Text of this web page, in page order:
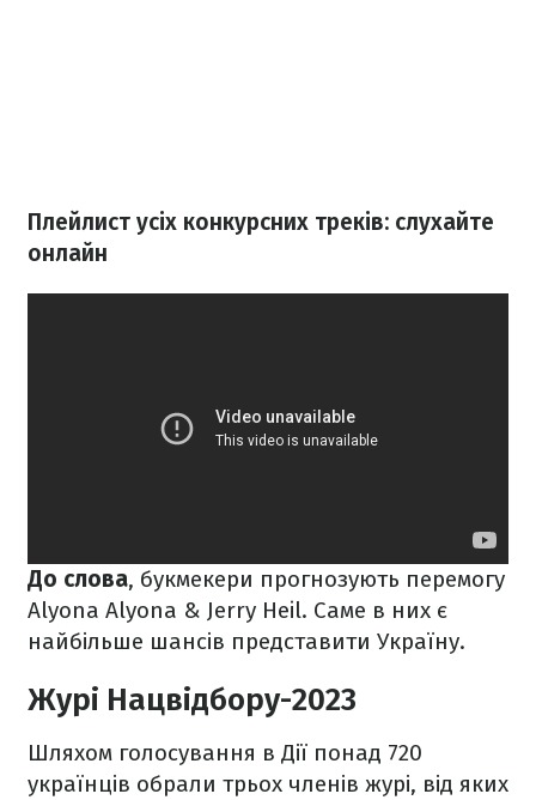
Плейлист усіх конкурсних треків: слухайте
онлайн
До слова, букмекери прогнозують перемогу
Alyona Alyona & Jerry Heil. Саме в них є
найбільше шансів представити Україну.
Журі Нацвідбору-2023
Шляхом голосування в Дії понад 720
українців обрали трьох членів журі, від яких